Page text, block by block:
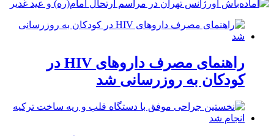
راهنمای مصرف داروهای HIV در
کودکان به روزرسانی شد